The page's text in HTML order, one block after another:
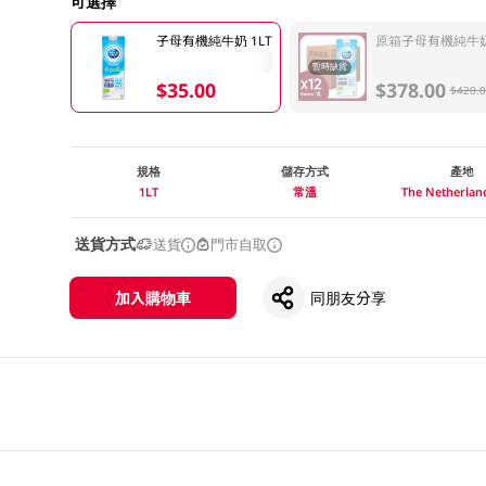
子母有機純牛奶 1LT
$35.00
暫時缺貨
原箱子母有機純牛
$378.00
規格
1LT
儲存方式
常溫
產地
The
送貨方式 送貨 門市自取
加入購物車 同朋友分享